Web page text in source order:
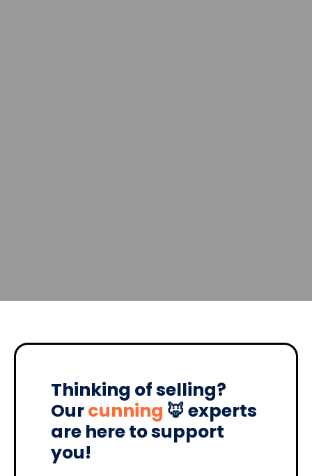
Thinking of selling?
Ourcunning 🦊 experts
are here to support
you!